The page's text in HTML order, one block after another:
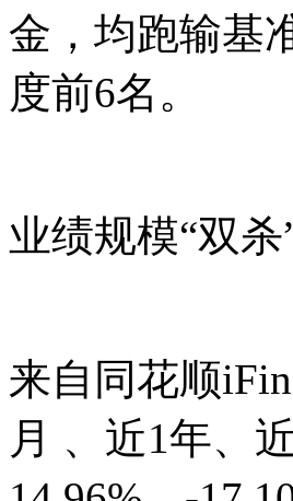
金，均跑输基
度前6名。
业绩规模“双杀
来自同花顺
月 、近1年、